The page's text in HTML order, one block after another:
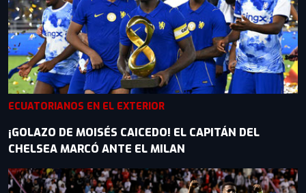
ECUATORIANOS EN EL EXTERIOR
¡GOLAZO DE MOISÉS CAICEDO! EL CAPITÁN DEL
CHELSEA MARCÓ ANTE EL MILAN